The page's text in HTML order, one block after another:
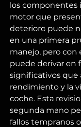
los componentes
motor que
deterioro puede
en una primera
manejo, pero con
puede derivar en
significativos que
rendimiento y la
coche. Esta
segunda mano
fallos tempranos